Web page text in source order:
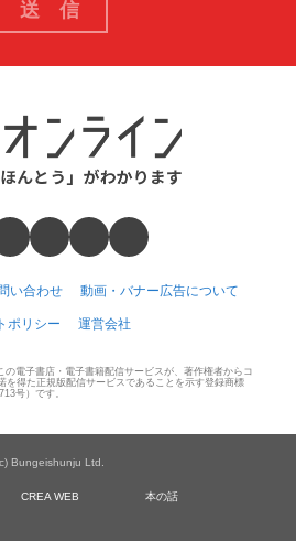
い合わせ 動画・バナー広告について
ポリシー 運営会社
の電子書店・電子書籍配信サービスが、著作権者からコ
を得た正規版配信サービスであることを示す登録商標
号）です。
Bungeishunju Ltd.
CREA WEB 本の話